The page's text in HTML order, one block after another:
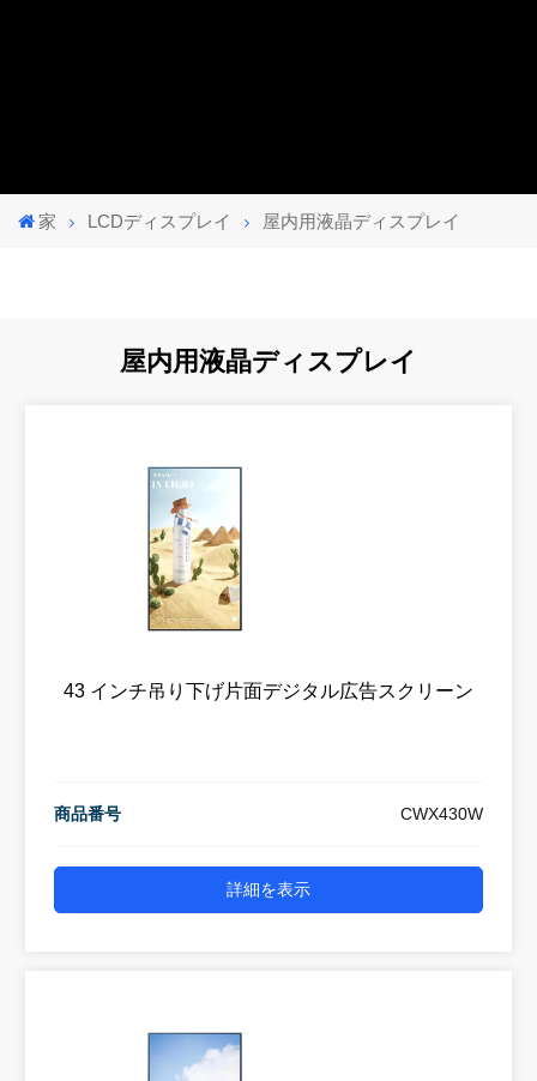
家 LCDディスプレイ 屋内用液晶ディスプレイ
屋内用液晶ディスプレイ
43 インチ吊り下げ片面デジタル広告スクリーン
商品番号 CWX430W
詳細を表示